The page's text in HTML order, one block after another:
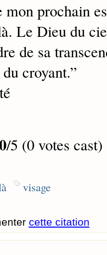
mon prochain
Le Dieu du
de sa
croyant.”
/5 (0 votes cast)
visage
cette citation